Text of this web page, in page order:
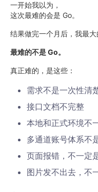
一开始我以为，
这次最难的会是 Go。
结果做完一个月后，我最大
最难的不是 Go。
真正难的，是这些：
需求不是一次性清
接口文档不完整
本地和正式环境不
多通道账号体系不
页面报错，不一定
图片发不出去，不